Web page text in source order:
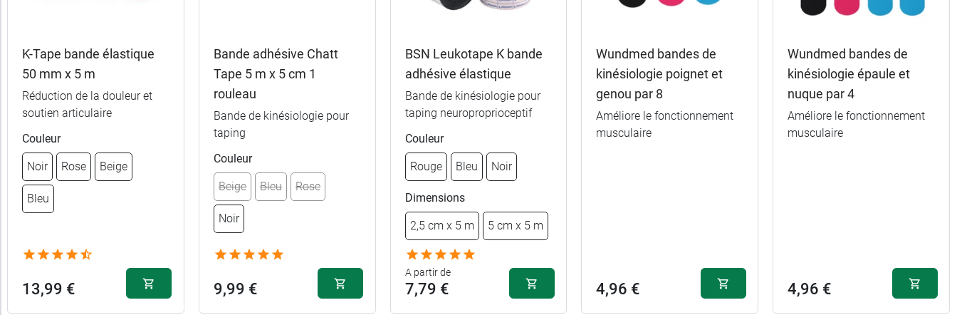
Marques
Fabriqué
France
Forme
K-Tape bande élastique
50 mm x 5 m
Réduction de la douleur et
soutien articulaire
Couleur
Noir Rose Beige
Bleu
13,99 €
Bande adhésive Chatt
Tape 5 m x 5 cm 1
rouleau
Bande de kinésiologie pour
taping
Couleur
Beige Bleu Rose
Noir
9,99 €
BSN Leukotape K bande
adhésive élastique
Bande de kinésiologie pour
taping neuroproprioceptif
Couleur
Rouge Bleu Noir
Dimensions
2,5 cm x 5 m 5 cm x 5 m
A partir de
7,79 €
Wundmed bandes de
kinésiologie poignet et
genou par 8
Améliore le fonctionnement
musculaire
4,96 €
Wundmed bandes de
kinésiologie épaule et
nuque par 4
Améliore le fonctionnement
musculaire
4,96 €